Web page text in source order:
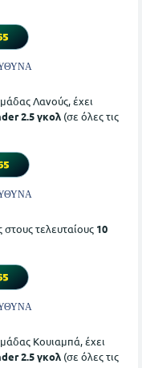
Λανούς, έχει
2.5 γκολ (σε όλες τις
τελευταίους 10
Κουιαμπά, έχει
2.5 γκολ (σε όλες τις